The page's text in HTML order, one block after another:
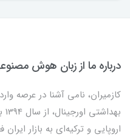
درباره ما از زبان هوش
کازمیران، نامی آشنا در عرصه
اروپایی و ترکیه‌ای به بازار